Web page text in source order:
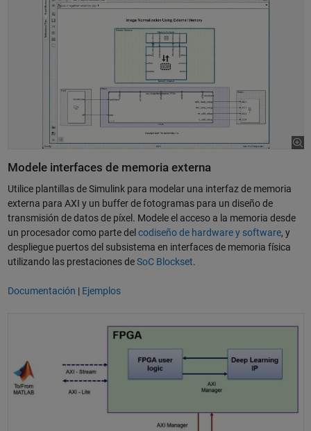
Modele interfaces de memoria externa
Utilice plantillas de Simulink para modelar una interfaz de memoria
externa para AXI y un buffer de fotogramas para un diseño de
transmisión de datos de píxel. Modele el acceso a la memoria desde
un procesador como parte del codiseño de hardware y software, y
despliegue puertos del subsistema en interfaces de memoria física
utilizando las prestaciones deSoC Blockset.
Documentación | Ejemplos